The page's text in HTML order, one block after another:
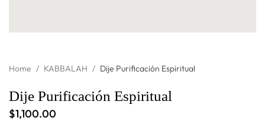
Home / KABBALAH / Dije Purificación Espiritual
Dije Purificación Espiritual
$1,100.00